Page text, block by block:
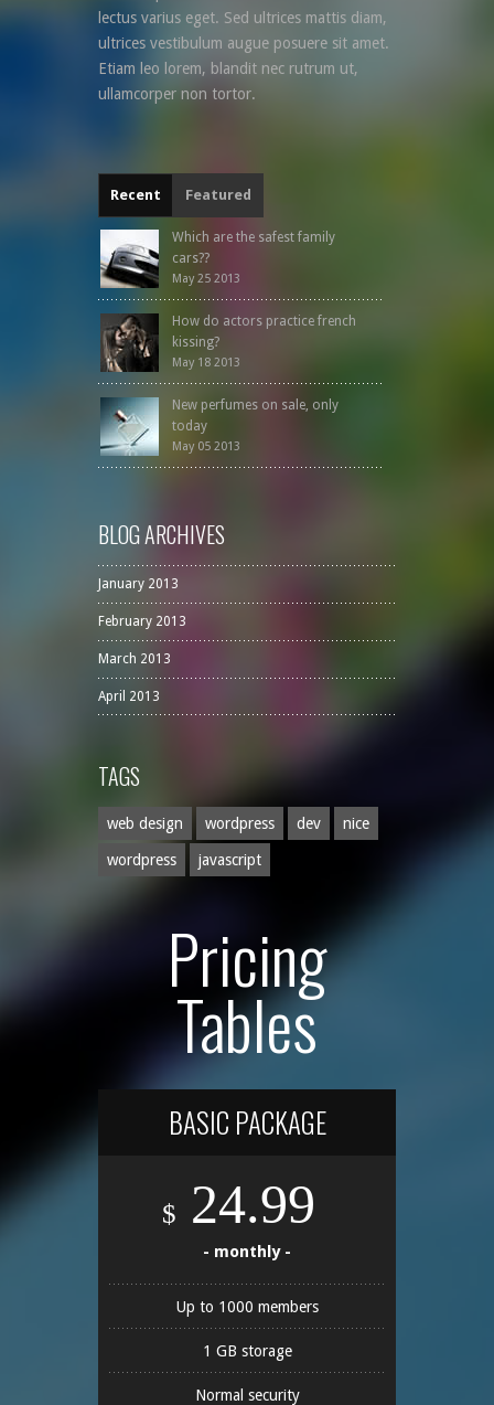
lectus varius eget. Sed ultrices mattis diam,
ultrices vestibulum augue posuere sit amet.
Etiam leo lorem, blandit nec rutrum ut,
ullamcorper non tortor.
Recent Featured
Which are the safest family
cars??
May 25 2013
How do actors practice french
kissing?
May 18 2013
New perfumes on sale, only
today
May 05 2013
BLOG ARCHIVES
January 2013
February 2013
March 2013
April 2013
TAGS
web design wordpress dev nice
wordpress javascript
Pricing
Tables
BASIC PACKAGE
$ 24.99
- monthly -
Up to 1000 members
1 GB storage
Normal security